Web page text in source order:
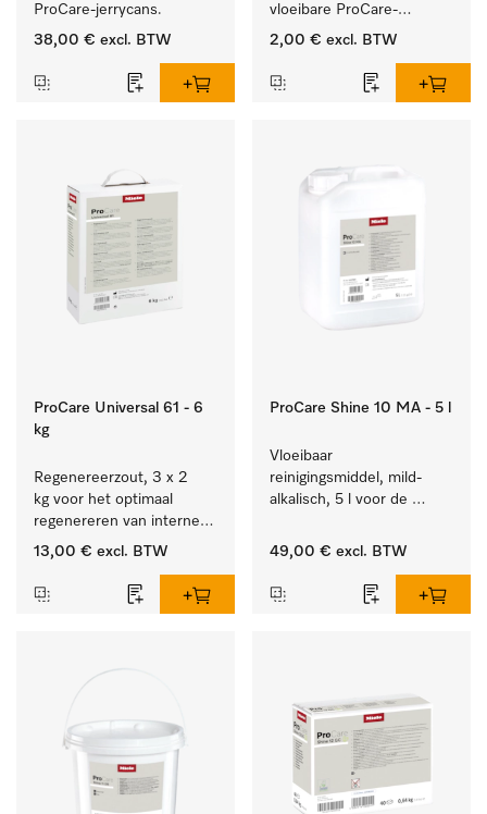
ProCare-jerrycans.
38,00 € excl. BTW
vloeibare ProCare-
producten.
2,00 € excl. BTW
ProCare Universal 61 - 6
kg
Regenereerzout, 3 x 2
kg voor het optimaal
regenereren van interne
waterontharders.
13,00 € excl. BTW
ProCare Shine 10 MA - 5 l
Vloeibaar
reinigingsmiddel, mild-
alkalisch, 5 l voor de
vervuiling op serviesgoed,
49,00 € excl. BTW